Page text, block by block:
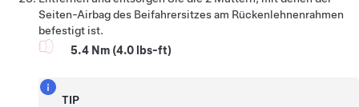
Seiten-Airbag des Beifahrersitzes am Rückenlehnenrahmen
befestigt ist.
5.4 Nm (4.0 lbs-ft)
TIP